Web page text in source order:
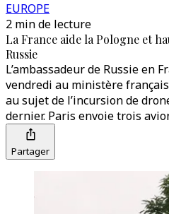
EUROPE
2 min de lecture
La France aide la Pologne et
Russie
L’ambassadeur de Russie en
vendredi au ministère
au sujet de l’incursion de
dernier. Paris envoie trois
Partager